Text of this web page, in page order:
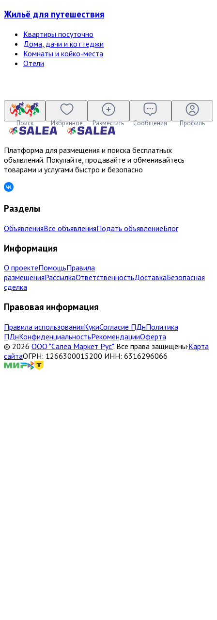
Жильё для путешествия
Квартиры посуточно
Дома, дачи и коттеджи
Комнаты и койко-места
Отели
Поиск Избранное Разместить Сообщения Профиль
Платформа для размещения и поиска бесплатных
объявлений. Покупайте, продавайте и обменивайтесь
товарами и услугами быстро и безопасно
Разделы
ОбъявленияВсе объявленияПодать объявлениеБлог
Информация
О проектеПомощьПравила
размещенияРассылкаОтветственностьДоставкаБезопасная
сделка
Правовая информация
Правила использованияКукиСогласие ПДнПолитика
ПДнКонфиденциальностьРекомендацииОферта
© 2026 ООО "Салеа Маркет Рус". Все права защищены·Карта
сайтаОГРН: 1266300015200 ИНН: 6316296066